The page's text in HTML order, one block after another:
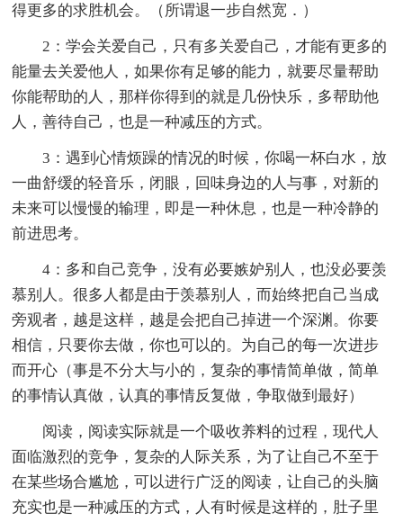
得更多的求胜机会。（所谓退一步自然宽．）
2：学会关爱自己，只有多关爱自己，才能有更多的
能量去关爱他人，如果你有足够的能力，就要尽量帮助
你能帮助的人，那样你得到的就是几份快乐，多帮助他
人，善待自己，也是一种减压的方式。
3：遇到心情烦躁的情况的时候，你喝一杯白水，放
一曲舒缓的轻音乐，闭眼，回味身边的人与事，对新的
未来可以慢慢的输理，即是一种休息，也是一种冷静的
前进思考。
4：多和自己竞争，没有必要嫉妒别人，也没必要羡
慕别人。很多人都是由于羡慕别人，而始终把自己当成
旁观者，越是这样，越是会把自己掉进一个深渊。你要
相信，只要你去做，你也可以的。为自己的每一次进步
而开心（事是不分大与小的，复杂的事情简单做，简单
的事情认真做，认真的事情反复做，争取做到最好）
阅读，阅读实际就是一个吸收养料的过程，现代人
面临激烈的竞争，复杂的人际关系，为了让自己不至于
在某些场合尴尬，可以进行广泛的阅读，让自己的头脑
充实也是一种减压的方式，人有时候是这样的，肚子里